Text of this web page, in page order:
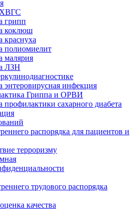
ХВГС
грипп
коклюш
краснуха
полиомиелит
малярия
ЛЗН
энтеровирусная инфекция
Гриппа и ОРВИ
профилактики сахарного диабета
распорядка для пациентов и
терроризму
трудового распорядка
качества